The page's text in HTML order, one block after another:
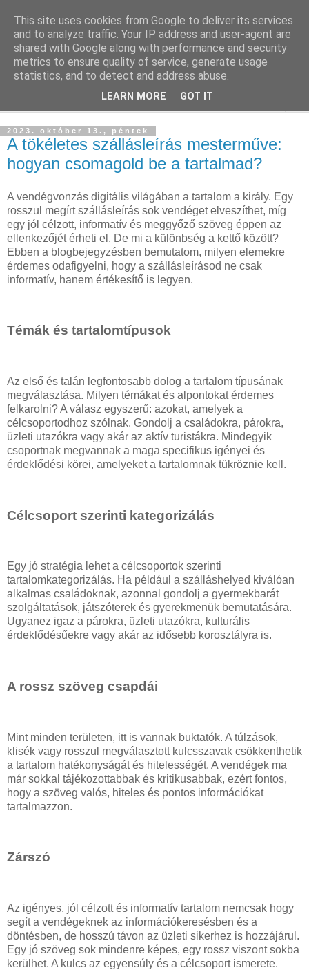
Szállás Marketing
Ingyenes marketing tudásforrás a turisztikai szakmának
2023. október 13., péntek
A tökéletes szállásleírás mesterműve:
hogyan csomagold be a tartalmad?
A vendégvonzás digitális világában a tartalom a király. Egy
rosszul megírt szállásleírás sok vendéget elveszíthet, míg
egy jól célzott, informatív és meggyőző szöveg éppen az
ellenkezőjét érheti el. De mi a különbség a kettő között?
Ebben a blogbejegyzésben bemutatom, milyen elemekre
érdemes odafigyelni, hogy a szállásleírásod ne csak
informatív, hanem értékesítő is legyen.
Témák és tartalomtípusok
Az első és talán legfontosabb dolog a tartalom típusának
megválasztása. Milyen témákat és alpontokat érdemes
felkarolni? A válasz egyszerű: azokat, amelyek a
célcsoportodhoz szólnak. Gondolj a családokra, párokra,
üzleti utazókra vagy akár az aktív turistákra. Mindegyik
csoportnak megvannak a maga specifikus igényei és
érdeklődési körei, amelyeket a tartalomnak tükröznie kell.
Célcsoport szerinti kategorizálás
Egy jó stratégia lehet a célcsoportok szerinti
tartalomkategorizálás. Ha például a szálláshelyed kiválóan
alkalmas családoknak, azonnal gondolj a gyermekbarát
szolgáltatások, játszóterek és gyerekmenük bemutatására.
Ugyanez igaz a párokra, üzleti utazókra, kulturális
érdeklődésűekre vagy akár az idősebb korosztályra is.
A rossz szöveg csapdái
Mint minden területen, itt is vannak buktatók. A túlzások,
klisék vagy rosszul megválasztott kulcsszavak csökkenthetik
a tartalom hatékonyságát és hitelességét. A vendégek ma
már sokkal tájékozottabbak és kritikusabbak, ezért fontos,
hogy a szöveg valós, hiteles és pontos információkat
tartalmazzon.
Zárszó
Az igényes, jól célzott és informatív tartalom nemcsak hogy
segít a vendégeknek az információkeresésben és a
döntésben, de hosszú távon az üzleti sikerhez is hozzájárul.
Egy jó szöveg sok mindenre képes, egy rossz viszont sokba
kerülhet. A kulcs az egyensúly és a célcsoport ismerete.
This site uses cookies from Google to deliver its services
and to analyze traffic. Your IP address and user-agent are
shared with Google along with performance and security
metrics to ensure quality of service, generate usage
statistics, and to detect and address abuse.
LEARN MORE GOT IT